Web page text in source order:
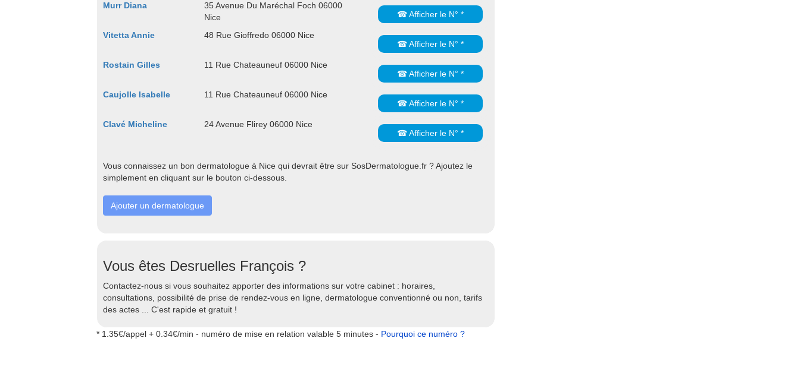
Murr Diana
35 Avenue Du Maréchal Foch 06000
Nice
☎ Afficher le N° *
Vitetta Annie
48 Rue Gioffredo 06000 Nice
☎ Afficher le N° *
Rostain Gilles
11 Rue Chateauneuf 06000 Nice
☎ Afficher le N° *
Caujolle Isabelle
11 Rue Chateauneuf 06000 Nice
☎ Afficher le N° *
Clavé Micheline
24 Avenue Flirey 06000 Nice
☎ Afficher le N° *
Vous connaissez un bon dermatologue à Nice qui devrait être sur SosDermatologue.fr ? Ajoutez le
simplement en cliquant sur le bouton ci-dessous.
Ajouter un dermatologue
Vous êtes Desruelles François ?
Contactez-nous si vous souhaitez apporter des informations sur votre cabinet : horaires,
consultations, possibilité de prise de rendez-vous en ligne, dermatologue conventionné ou non, tarifs
des actes ... C'est rapide et gratuit !
* 1.35€/appel + 0.34€/min - numéro de mise en relation valable 5 minutes - Pourquoi ce numéro ?